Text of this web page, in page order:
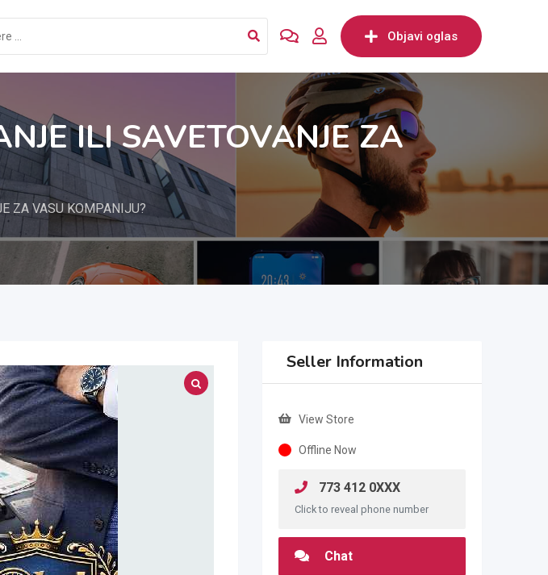
Objavi oglas
ILI SAVETOVANJE ZA
ZA VASU KOMPANIJU?
Seller Information
View Store
Offline Now
773 412 0XXX
Click to reveal phone number
Chat